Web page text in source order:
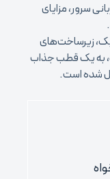
سرور، مزایای
زیرساخت‌های
به یک قطب جذاب
شده است.